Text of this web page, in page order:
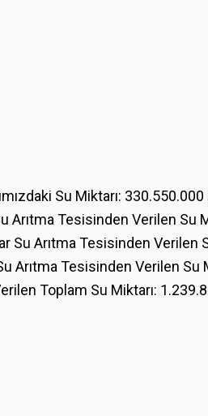
Su Miktarı:
Arıtma Tesisinden Verilen Su
Su Arıtma Tesisinden Verilen
Arıtma Tesisinden Verilen Su
Toplam Su Miktarı: